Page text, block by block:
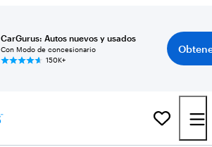
CarGurus: Autos nuevos y usados
Con Modo de concesionario
150K+